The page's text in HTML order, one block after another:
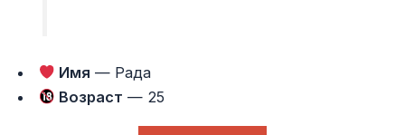
Имя — Рада
Возраст — 25